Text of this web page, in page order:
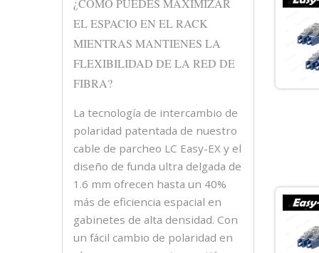
EL ESPACIO EN EL RACK
MIENTRAS MANTIENES LA
FLEXIBILIDAD DE LA RED DE
FIBRA?
La tecnología de intercambio de
polaridad patentada de nuestro
cable de parcheo LC Easy-EX y el
diseño de funda ultra delgada de
1.6 mm ofrecen hasta un 40%
más de eficiencia espacial en
gabinetes de alta densidad. Con
un fácil cambio de polaridad en